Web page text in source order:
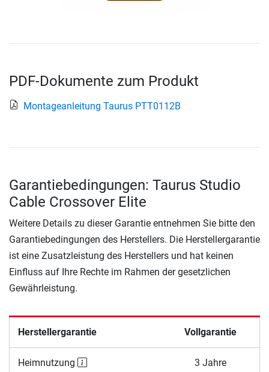
PDF-Dokumente zum Produkt
Montageanleitung Taurus PTT0112B
Garantiebedingungen: Taurus Studio
Cable Crossover Elite
Weitere Details zu dieser Garantie entnehmen Sie bitte den
Garantiebedingungen des Herstellers. Die Herstellergarantie
ist eine Zusatzleistung des Herstellers und hat keinen
Einfluss auf Ihre Rechte im Rahmen der gesetzlichen
Gewährleistung.
Herstellergarantie Vollgarantie
Heimnutzung 3 Jahre